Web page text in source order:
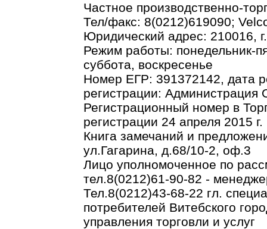
Частное производственно-
Тел/факс: 8(0212)619090;
Юридический адрес: 210016,
Режим работы: понедельник-
суббота, воскресенье
Номер ЕГР: 391372142, дата
регистрации: Администрация
Регистрационный номер в
регистрации 24 апреля 2015 г.
Книга замечаний и
ул.Гагарина, д.68/10-2, оф.3
Лицо уполномоченное по
тел.8(0212)61-90-82 -
Тел.8(0212)43-68-22 гл.
потребителей Витебского
управления торговли и услуг